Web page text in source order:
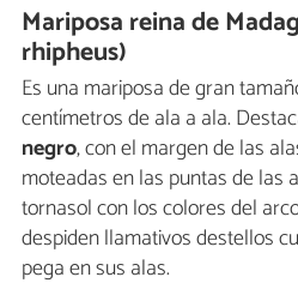
Mariposa reina de
rhipheus)
Es una mariposa de gran
centímetros de ala a ala.
negro, con el margen de las
moteadas en las puntas de las
tornasol con los colores del
despiden llamativos destellos
pega en sus alas.